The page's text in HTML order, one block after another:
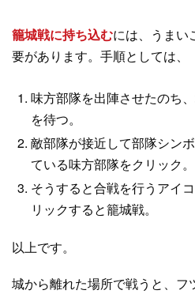
籠城戦に持ち込むには、うまい
要があります。手順としては、
味方部隊を出陣させたのち
を待つ。
敵部隊が接近して部隊シン
ている味方部隊をクリック。
そうすると合戦を行うアイ
リックすると籠城戦。
以上です。
城から離れた場所で戦うと、フ